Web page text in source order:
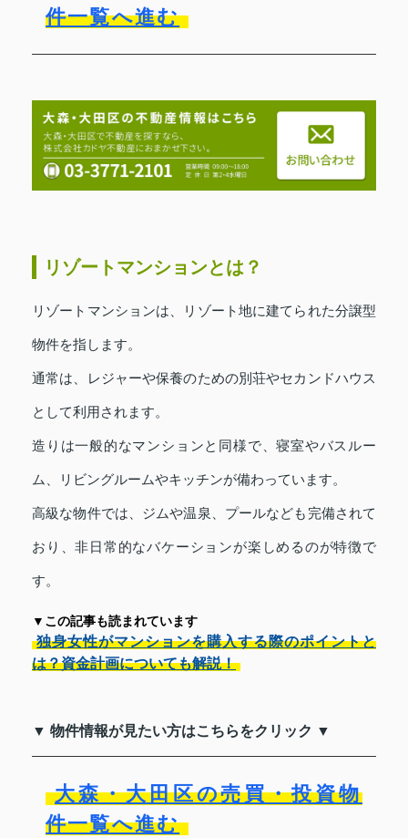
件一覧へ進む
リゾートマンションとは？
リゾートマンションは、リゾート地に建てられた分譲型
物件を指します。
通常は、レジャーや保養のための別荘やセカンドハウス
として利用されます。
造りは一般的なマンションと同様で、寝室やバスルー
ム、リビングルームやキッチンが備わっています。
高級な物件では、ジムや温泉、プールなども完備されて
おり、非日常的なバケーションが楽しめるのが特徴で
す。
▼この記事も読まれています
独身女性がマンションを購入する際のポイントと
は？資金計画についても解説！
▼ 物件情報が見たい方はこちらをクリック ▼
大森・大田区の売買・投資物
件一覧へ進む